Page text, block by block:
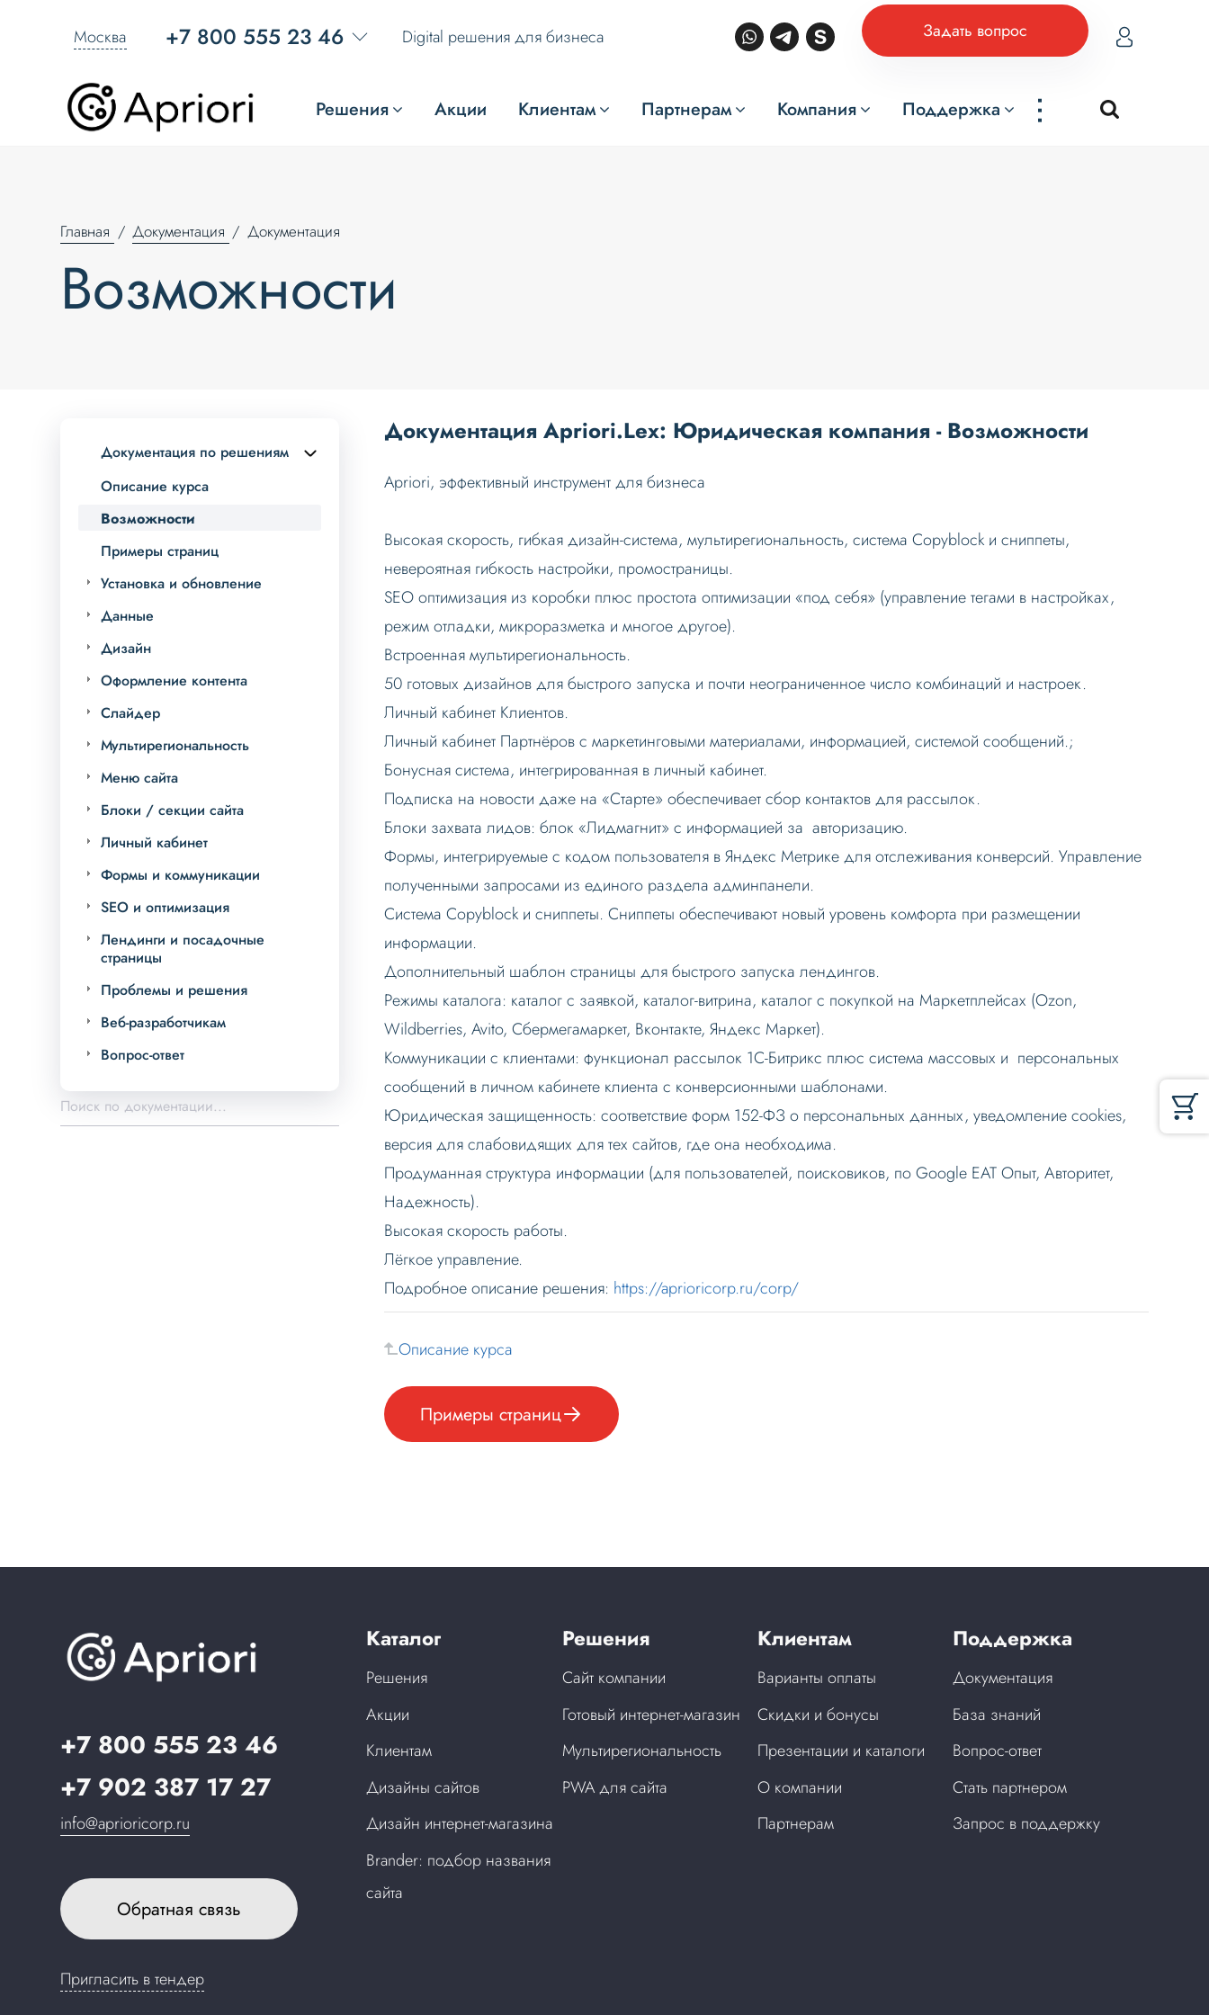
Москва +7 800 555 23 46 Digital решения для бизнеса Задать вопрос
Решения Акции Клиентам Партнерам Компания Поддержка ...
Главная Документация Документация
Возможности
Документация по решениям
Описание курса
Возможности
Примеры страниц
Установка и обновление
Данные
Дизайн
Оформление контента
Слайдер
Мультирегиональность
Меню сайта
Блоки / секции сайта
Личный кабинет
Формы и коммуникации
SEO и оптимизация
Лендинги и посадочные
страницы
Проблемы и решения
Веб-разработчикам
Вопрос-ответ
Документация Apriori.Lex: Юридическая компания - Возможности
Apriori, эффективный инструмент для бизнеса
Высокая скорость, гибкая дизайн-система, мультирегиональность, система Copyblock и сниппеты,
невероятная гибкость настройки, промостраницы.
SEO оптимизация из коробки плюс простота оптимизации «под себя» (управление тегами в настройках,
режим отладки, микроразметка и многое другое).
Встроенная мультирегиональность.
50 готовых дизайнов для быстрого запуска и почти неограниченное число комбинаций и настроек.
Личный кабинет Клиентов.
Личный кабинет Партнёров с маркетинговыми материалами, информацией, системой сообщений.;
Бонусная система, интегрированная в личный кабинет.
Подписка на новости даже на «Старте» обеспечивает сбор контактов для рассылок.
Блоки захвата лидов: блок «Лидмагнит» с информацией за авторизацию.
Формы, интегрируемые с кодом пользователя в Яндекс Метрике для отслеживания конверсий. Управление
полученными запросами из единого раздела админпанели.
Система Copyblock и сниппеты. Сниппеты обеспечивают новый уровень комфорта при размещении
информации.
Дополнительный шаблон страницы для быстрого запуска лендингов.
Режимы каталога: каталог с заявкой, каталог-витрина, каталог с покупкой на Маркетплейсах (Ozon,
Wildberries, Avito, Сбермегамаркет, Вконтакте, Яндекс Маркет).
Коммуникации с клиентами: функционал рассылок 1С-Битрикс плюс система массовых и персональных
сообщений в личном кабинете клиента с конверсионными шаблонами.
Юридическая защищенность: соответствие форм 152-ФЗ о персональных данных, уведомление cookies,
версия для слабовидящих для тех сайтов, где она необходима.
Продуманная структура информации (для пользователей, поисковиков, по Google EAT Опыт, Авторитет,
Надежность).
Высокая скорость работы.
Лёгкое управление.
Подробное описание решения: https://aprioricorp.ru/corp/
Описание курса
Примеры страниц
+7 800 555 23 46
+7 902 387 17 27
info@aprioricorp.ru
Обратная связь
Пригласить в тендер
Каталог
Решения
Акции
Клиентам
Дизайны сайтов
Дизайн интернет-магазина
Brander: подбор названия
сайта
Решения
Сайт компании
Готовый интернет-магазин
Мультирегиональность
PWA для сайта
Клиентам
Варианты оплаты
Скидки и бонусы
Презентации и каталоги
О компании
Партнерам
Поддержка
Документация
База знаний
Вопрос-ответ
Стать партнером
Запрос в поддержку